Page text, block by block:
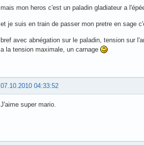
mais mon heros c'est un paladin gladiateur a
et je suis en train de passer mon pretre en sage
bref avec abnégation sur le paladin, tension sur
a la tension maximale, un carnage
07.10.2010 04:33:52
J'aime super mario.